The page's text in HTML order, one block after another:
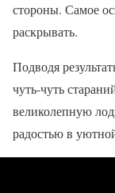
стороны. Самое
раскрывать.
Подводя
чуть-чуть
великолепную
радостью в